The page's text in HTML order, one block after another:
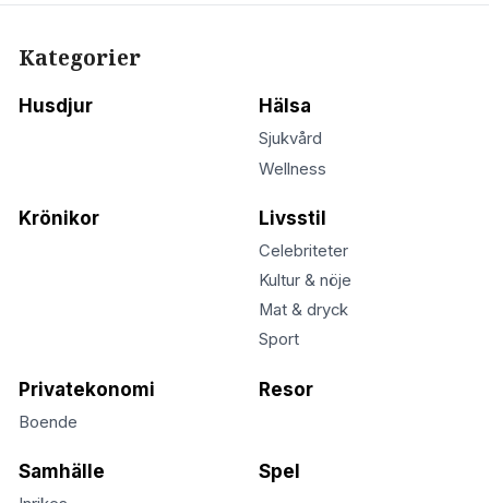
Kategorier
Husdjur Hälsa
Sjukvård
Wellness
Krönikor Livsstil
Celebriteter
Kultur & nöje
Mat & dryck
Sport
Privatekonomi
Boende
Resor
Samhälle Spel